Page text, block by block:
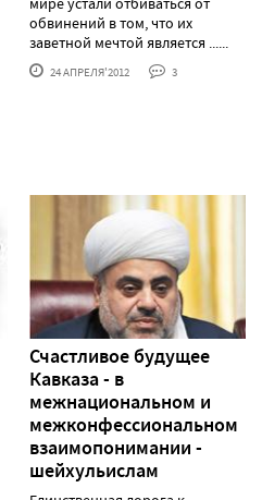
обвинений в том, что их
заветной мечтой является ......
24 АПРЕЛЯ'2012 3
Счастливое будущее
Кавказа - в
межнациональном и
межконфессиональном
взаимопонимании -
шейхульислам